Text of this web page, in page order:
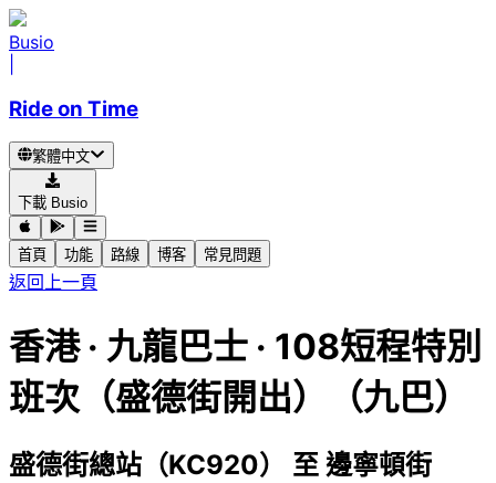
Busio
Ride on Time
繁體中文
下載 Busio
首頁 功能 路線 博客 常見問題
返回上一頁
香港· 九龍巴士 · 108短程特別
班次（盛德街開出）（九巴）
盛德街總站（KC920） 至 邊寧頓街